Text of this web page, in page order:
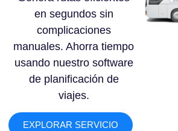
en segundos sin
complicaciones
manuales. Ahorra tiempo
usando nuestro software
de planificación de
viajes.
EXPLORAR SERVICIO